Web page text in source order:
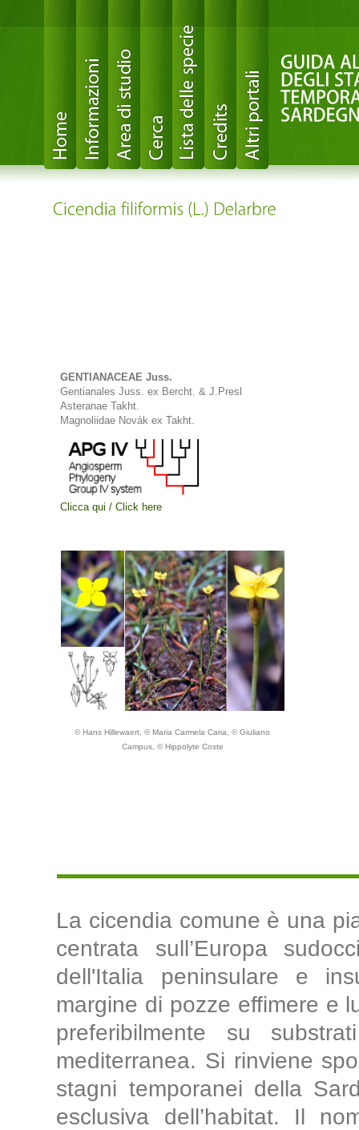
GENTIANACEAE Juss.
Gentianales Juss. ex Bercht. & J.Presl
Asteranae Takht.
Magnoliidae Novák ex Takht.
Clicca qui / Click here
© Hans Hillewaert, © Maria Carmela Caria, © Giuliano
Campus, © Hippolyte Coste
La cicendia comune è una
centrata sull’Europa
dell'Italia peninsulare e
margine di pozze effimere e
preferibilmente su
mediterranea. Si rinviene
stagni temporanei della
esclusiva dell’habitat. Il